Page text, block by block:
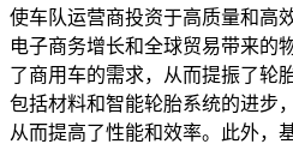
使车队运营商投资于高质量和高
电子商务增长和全球贸易带来的
了商用车的需求，从而提振了轮
包括材料和智能轮胎系统的进步
从而提高了性能和效率。此外，